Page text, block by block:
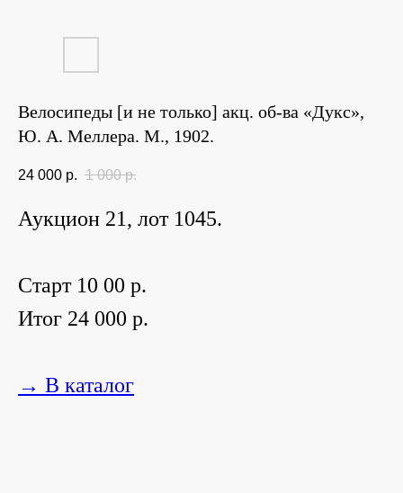
Велосипеды [и не только] акц. об-ва «Дукс»,
Ю. А. Меллера. М., 1902.
24 000 р. 1 000 р.
Аукцион 21, лот 1045.
Старт 10 00 р.
Итог 24 000 р.
→ В каталог